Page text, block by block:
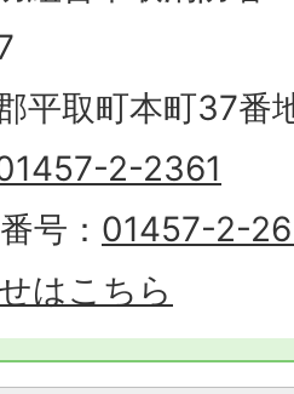
平取町本町37番
2-2361
号： 01457-2-
はこちら